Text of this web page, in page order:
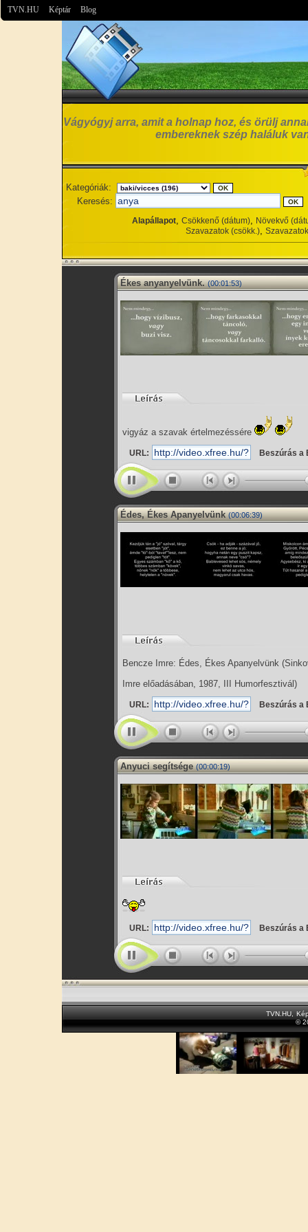
TVN.HU Képtár Blog
Vágyógyj arra, amit a holnap hoz, és örülj
embereknek szép haláluk
Kategóriák:
Keresés:
Alapállapot, Csökkenő (dátum), Növekvő
Szavazatok (csökk.),
Ékes anyanyelvünk. (00:01:53)
vigyáz a szavak értelmezéssére
URL: Beszúrás a
Édes, Ékes Apanyelvünk (00:06:39)
Bencze Imre: Édes, Ékes Apanyelvünk
Imre előadásában, 1987, III Humorfesztivál)
URL: Beszúrás a
Anyuci segítsége (00:00:19)
URL: Beszúrás a
TVN.HU
©